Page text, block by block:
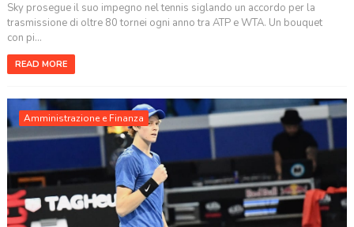
Sky prosegue il suo impegno nel tennis siglando un accordo per la
trasmissione di oltre 80 tornei ogni anno tra ATP e WTA. Un bouquet
con pi...
READ MORE
Amministrazione e Finanza